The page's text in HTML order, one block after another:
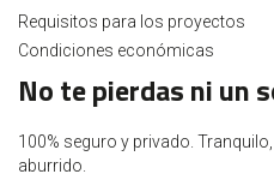
Requisitos para los proyectos
Condiciones económicas
No te pierdas ni un
100% seguro y privado.
aburrido.